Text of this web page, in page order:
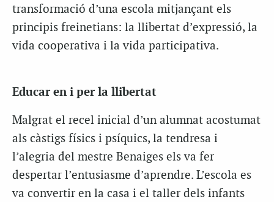
transformació d’una escola mitjançant els
principis freinetians: la llibertat d’expressió, la
vida cooperativa i la vida participativa.
Educar en i per la llibertat
Malgrat el recel inicial d’un alumnat acostumat
als càstigs físics i psíquics, la tendresa i
l’alegria del mestre Benaiges els va fer
despertar l’entusiasme d’aprendre. L’escola es
va convertir en la casa i el taller dels infants